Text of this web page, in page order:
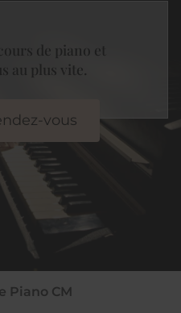
de piano et
au plus vite.
vous
Piano CM